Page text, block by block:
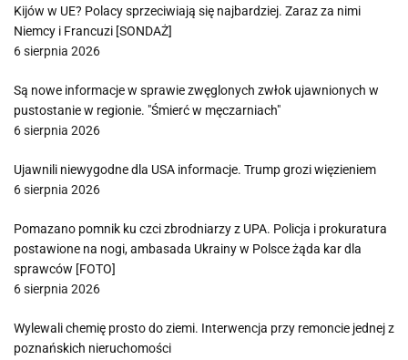
Kijów w UE? Polacy sprzeciwiają się najbardziej. Zaraz za nimi
Niemcy i Francuzi [SONDAŻ]
6 sierpnia 2026
Są nowe informacje w sprawie zwęglonych zwłok ujawnionych w
pustostanie w regionie. "Śmierć w męczarniach"
6 sierpnia 2026
Ujawnili niewygodne dla USA informacje. Trump grozi więzieniem
6 sierpnia 2026
Pomazano pomnik ku czci zbrodniarzy z UPA. Policja i prokuratura
postawione na nogi, ambasada Ukrainy w Polsce żąda kar dla
sprawców [FOTO]
6 sierpnia 2026
Wylewali chemię prosto do ziemi. Interwencja przy remoncie jednej z
poznańskich nieruchomości